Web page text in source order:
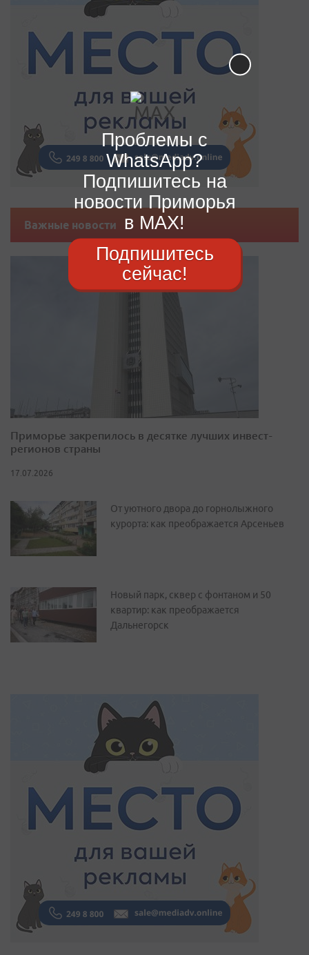
Важные новости
Приморье закрепилось в десятке лучших инвест-
регионов страны
17.07.2026
От уютного двора до горнолыжного
курорта: как преображается Арсеньев
Новый парк, сквер с фонтаном и 50
квартир: как преображается
Дальнегорск
Проблемы с
WhatsApp?
Подпишитесь на
новости Приморья
в MAX!
Подпишитесь
сейчас!